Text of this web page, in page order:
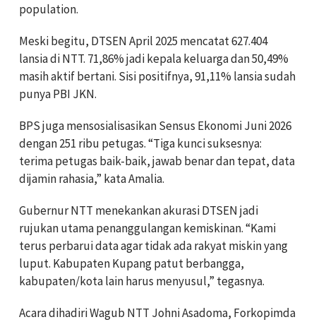
population.
Meski begitu, DTSEN April 2025 mencatat 627.404
lansia di NTT. 71,86% jadi kepala keluarga dan 50,49%
masih aktif bertani. Sisi positifnya, 91,11% lansia sudah
punya PBI JKN.
BPS juga mensosialisasikan Sensus Ekonomi Juni 2026
dengan 251 ribu petugas. “Tiga kunci suksesnya:
terima petugas baik-baik, jawab benar dan tepat, data
dijamin rahasia,” kata Amalia.
Gubernur NTT menekankan akurasi DTSEN jadi
rujukan utama penanggulangan kemiskinan. “Kami
terus perbarui data agar tidak ada rakyat miskin yang
luput. Kabupaten Kupang patut berbangga,
kabupaten/kota lain harus menyusul,” tegasnya.
Acara dihadiri Wagub NTT Johni Asadoma, Forkopimda